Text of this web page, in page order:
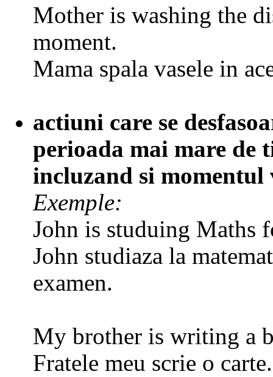
Mother is washing the
moment.
Mama spala vasele in
actiuni care se
perioada mai mare de
incluzand si
Exemple:
John is studuing Maths
John studiaza la
examen.
My brother is writing a
Fratele meu scrie o carte.